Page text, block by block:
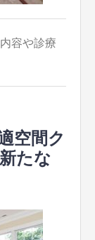
容や診療
空間ク
たな